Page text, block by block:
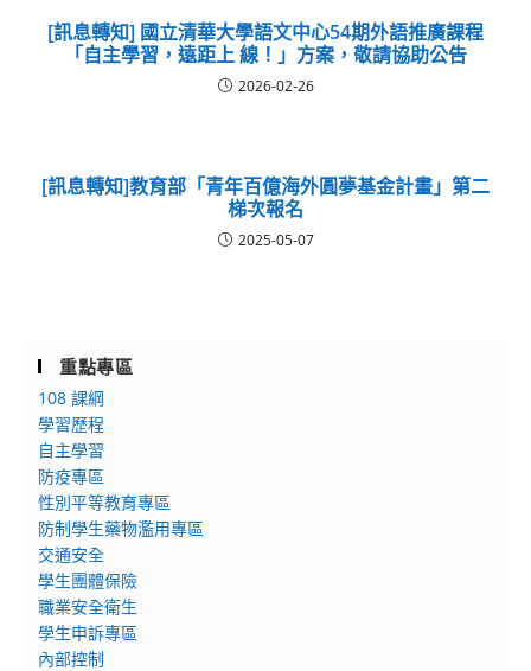
[訊息轉知] 國立清華大學語文中心54期外語推廣課程
「自主學習，遠距上 線！」方案，敬請協助公告
2026-02-26
[訊息轉知]教育部「青年百億海外圓夢基金計畫」第二
梯次報名
2025-05-07
重點專區
108 課綱
學習歷程
自主學習
防疫專區
性別平等教育專區
防制學生藥物濫用專區
交通安全
學生團體保險
職業安全衛生
學生申訴專區
內部控制